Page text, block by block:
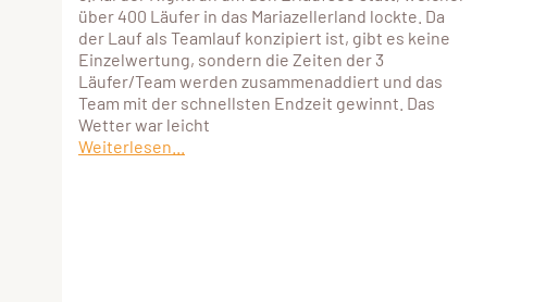
über 400 Läufer in das Mariazellerland lockte. Da
der Lauf als Teamlauf konzipiert ist, gibt es keine
Einzelwertung, sondern die Zeiten der 3
Läufer/Team werden zusammenaddiert und das
Team mit der schnellsten Endzeit gewinnt. Das
Wetter war leicht
Weiterlesen...